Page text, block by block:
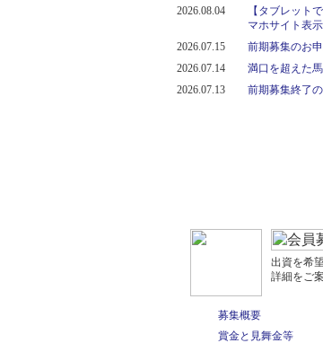
2026.08.04
【タブレット
マホサイト表
2026.07.15
前期募集のお
2026.07.14
満口を超えた
2026.07.13
前期募集終了
出資を希
詳細をご
募集概要
賞金と見舞金等